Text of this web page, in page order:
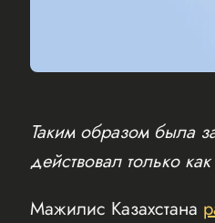
Таким образом была
действовал только
Мажилис Казахстана